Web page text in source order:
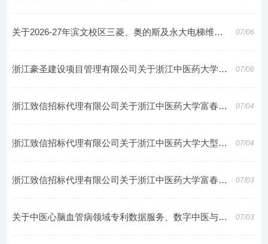
关于2026-27年滨文校区三菱、奥的斯及永大电梯维保服务采购的询价公告 07/06
浙江豪圣建设项目管理有限公司关于浙江中医药大学2026-2029年实验试剂耗材验收与配送服务的竞争性磋商公告 07/06
浙江致信招标代理有限公司关于浙江中医药大学富春图书馆7楼远志智学空间建设工程的竞争性磋商公告 07/04
浙江致信招标代理有限公司关于浙江中医药大学大型科研仪器设备保险服务（共享保）的竞争性磋商公告 07/04
浙江致信招标代理有限公司关于浙江中医药大学富春图书馆9楼远志覃思空间建设工程中标(成交)结果公告 07/03
关于中医心脑血管病领域专利数据服务、数字中医与医疗AI专利数据服务的结果公示 07/03